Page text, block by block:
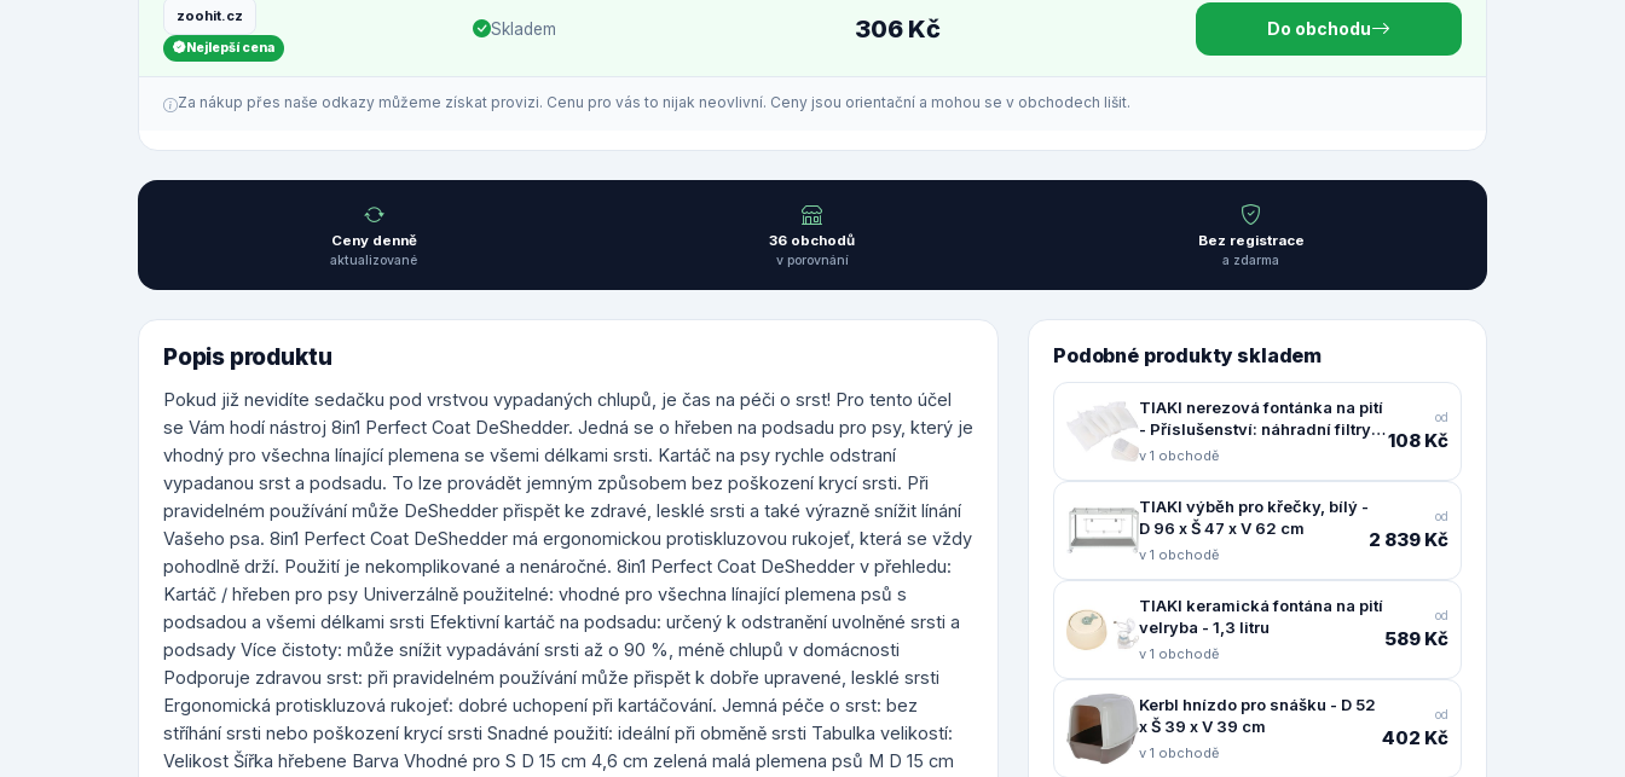
zoohit.cz
Nejlepší cena
Skladem 306 Kč Do obchodu
Za nákup přes naše odkazy můžeme získat provizi. Cenu pro vás to nijak neovlivní. Ceny jsou orientační a mohou se v obchodech lišit.
Ceny denně
aktualizované
36 obchodů
v porovnání
Bez registrace
a zdarma
Popis produktu
Pokud již nevidíte sedačku pod vrstvou vypadaných chlupů, je čas na péči o srst! Pro tento účel
se Vám hodí nástroj 8in1 Perfect Coat DeShedder. Jedná se o hřeben na podsadu pro psy, který je
vhodný pro všechna línající plemena se všemi délkami srsti. Kartáč na psy rychle odstraní
vypadanou srst a podsadu. To lze provádět jemným způsobem bez poškození krycí srsti. Při
pravidelném používání může DeShedder přispět ke zdravé, lesklé srsti a také výrazně snížit línání
Vašeho psa. 8in1 Perfect Coat DeShedder má ergonomickou protiskluzovou rukojeť, která se vždy
pohodlně drží. Použití je nekomplikované a nenáročné. 8in1 Perfect Coat DeShedder v přehledu:
Kartáč / hřeben pro psy Univerzálně použitelné: vhodné pro všechna línající plemena psů s
podsadou a všemi délkami srsti Efektivní kartáč na podsadu: určený k odstranění uvolněné srsti a
podsady Více čistoty: může snížit vypadávání srsti až o 90 %, méně chlupů v domácnosti
Podporuje zdravou srst: při pravidelném používání může přispět k dobře upravené, lesklé srsti
Ergonomická protiskluzová rukojeť: dobré uchopení při kartáčování. Jemná péče o srst: bez
stříhání srsti nebo poškození krycí srsti Snadné použití: ideální při obměně srsti Tabulka velikostí:
Velikost Šířka hřebene Barva Vhodné pro S D 15 cm 4,6 cm zelená malá plemena psů M D 15 cm
Podobné produkty skladem
TIAKI nerezová fontánka na pití
- Příslušenství: náhradní filtry
(6 kusů)
v 1 obchodě
od
108 Kč
TIAKI výběh pro křečky, bílý -
D 96 x Š 47 x V 62 cm
v 1 obchodě
od
2 839 Kč
TIAKI keramická fontána na pití
velryba - 1,3 litru
v 1 obchodě
od
589 Kč
Kerbl hnízdo pro snášku - D 52
x Š 39 x V 39 cm
v 1 obchodě
od
402 Kč